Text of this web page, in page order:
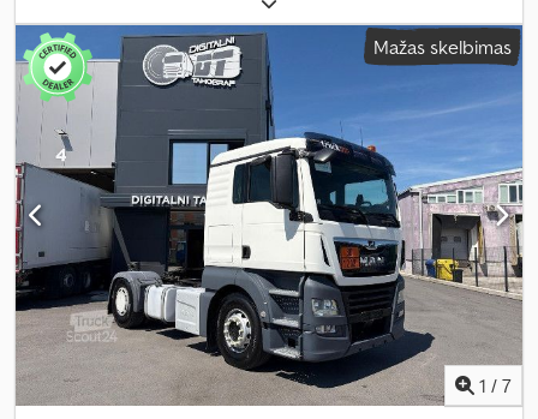
pilkas, pavaros tipas:automatinis, emisijos klasė:Euro 6, Įranga:
ABS, autonominis šildytuvas, elektroninė stabilumo programa
(ESP), navigacijos sistema, suodžių filtras
Mažas skelbimas
1 / 7